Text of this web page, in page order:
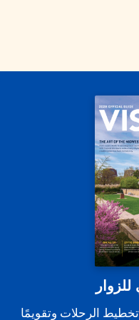
الرحلات وتقويمًا